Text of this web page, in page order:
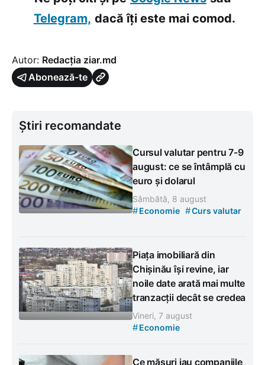
Telegram, dacă îți este mai comod.
Autor: Redacția ziar.md
Abonează-te
Știri recomandate
Cursul valutar pentru 7-9
august: ce se întâmplă cu
euro și dolarul
Sâmbătă, 8 august
#Economie #Curs valutar
Piața imobiliară din
Chișinău își revine, iar
noile date arată mai multe
tranzacții decât se credea
Vineri, 7 august
#Economie
Ce măsuri iau companiile